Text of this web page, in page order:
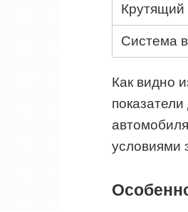
Система
Как видно
условиями